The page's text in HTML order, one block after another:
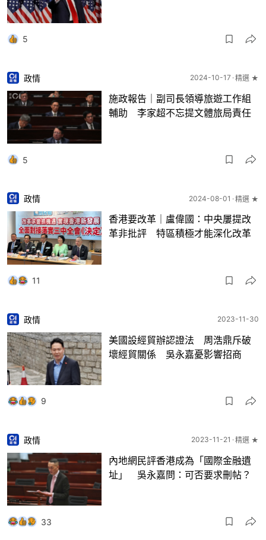
5
政情 2024-10-17 精選 ★
施政報告｜副司長領導旅遊工作組
輔助 李家超不忘提文體旅局責任
5
政情 2024-08-01 精選 ★
香港要改革｜盧偉國：中央屢提改
革非批評 特區積極才能深化改革
11
政情 2023-11-30
美國設經貿辦認證法 周浩鼎斥破
壞經貿關係 吳永嘉憂影響招商
9
政情 2023-11-21 精選 ★
內地網民評香港成為「國際金融遺
址」 吳永嘉問：可否要求刪帖？
33